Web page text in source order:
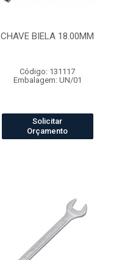
CHAVE BIELA 18.00MM
Código: 131117
Embalagem: UN/01
Solicitar
Orçamento